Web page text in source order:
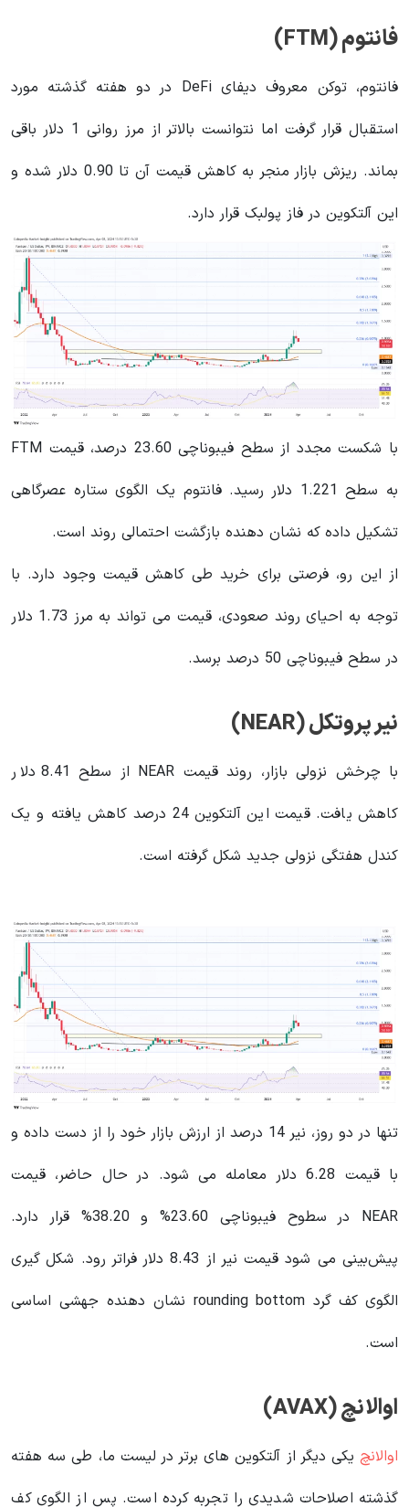
فانتوم (FTM)
فانتوم، توکن معروف دیفای DeFi در دو هفته گذشته مورد
استقبال قرار گرفت اما نتوانست بالاتر از مرز روانی 1 دلار باقی
بماند. ریزش بازار منجر به کاهش قیمت آن تا 0.90 دلار شده و
این آلتکوین در فاز پولبک قرار دارد.
با شکست مجدد از سطح فیبوناچی 23.60 درصد، قیمت FTM
به سطح 1.221 دلار رسید. فانتوم یک الگوی ستاره عصرگاهی
تشکیل داده که نشان دهنده بازگشت احتمالی روند است.
از این رو، فرصتی برای خرید طی کاهش قیمت وجود دارد. با
توجه به احیای روند صعودی، قیمت می تواند به مرز 1.73 دلار
در سطح فیبوناچی 50 درصد برسد.
نیر پروتکل (NEAR)
با چرخش نزولی بازار، روند قیمت NEAR از سطح 8.41 دلار
کاهش یافت. قیمت این آلتکوین 24 درصد کاهش یافته و یک
کندل هفتگی نزولی جدید شکل گرفته است.
تنها در دو روز، نیر 14 درصد از ارزش بازار خود را از دست داده و
با قیمت 6.28 دلار معامله می شود. در حال حاضر، قیمت
NEAR در سطوح فیبوناچی 23.60% و 38.20% قرار دارد.
پیش‌بینی می شود قیمت نیر از 8.43 دلار فراتر رود. شکل گیری
الگوی کف گرد rounding bottom نشان دهنده جهشی اساسی
است.
اوالانچ (AVAX)
اوالانچ یکی دیگر از آلتکوین های برتر در لیست ما، طی سه هفته
گذشته اصلاحات شدیدی را تجربه کرده است. پس از الگوی کف